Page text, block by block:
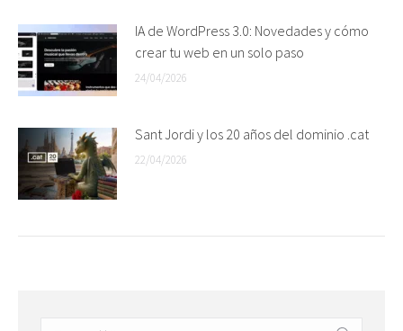
IA de WordPress 3.0: Novedades y cómo
crear tu web en un solo paso
24/04/2026
Sant Jordi y los 20 años del dominio .cat
22/04/2026